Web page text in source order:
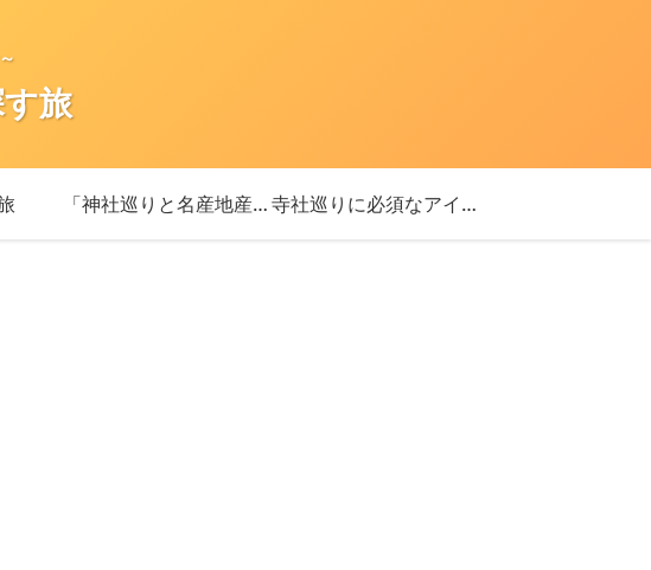
旅
「神社巡りと名産地産を探す旅」ブログ始めました！ 寺社巡りに必須なアイテム